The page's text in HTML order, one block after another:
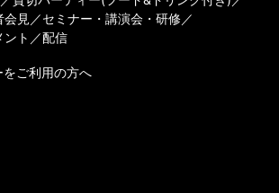
会見
セミナー・講演会・研修
ト
配信
ご利用の方へ